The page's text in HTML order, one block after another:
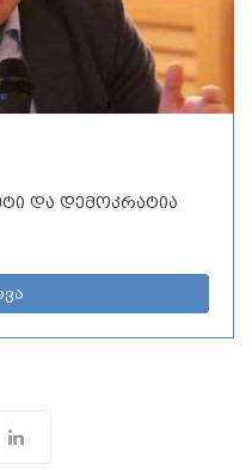
და დემოკრატია